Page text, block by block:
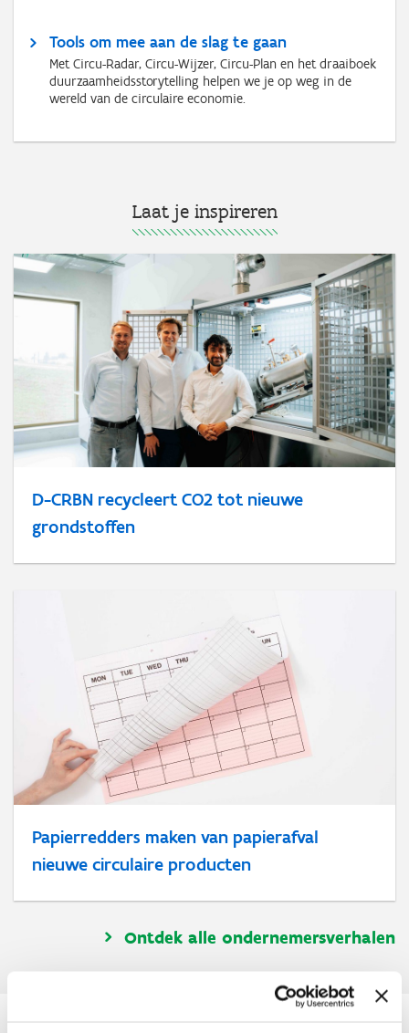
Tools om mee aan de slag te gaan
Met Circu-Radar, Circu-Wijzer, Circu-Plan en het draaiboek
duurzaamheidsstorytelling helpen we je op weg in de
wereld van de circulaire economie.
Laat je inspireren
D-CRBN recycleert CO2 tot nieuwe
grondstoffen
Papierredders maken van papierafval
nieuwe circulaire producten
Ontdek alle ondernemersverhalen